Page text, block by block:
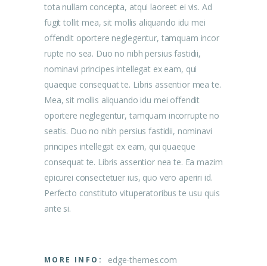
tota nullam concepta, atqui laoreet ei vis. Ad
fugit tollit mea, sit mollis aliquando idu mei
offendit oportere neglegentur, tamquam incor
rupte no sea. Duo no nibh persius fastidii,
nominavi principes intellegat ex eam, qui
quaeque consequat te. Libris assentior mea te.
Mea, sit mollis aliquando idu mei offendit
oportere neglegentur, tamquam incorrupte no
seatis. Duo no nibh persius fastidii, nominavi
principes intellegat ex eam, qui quaeque
consequat te. Libris assentior nea te. Ea mazim
epicurei consectetuer ius, quo vero aperiri id.
Perfecto constituto vituperatoribus te usu quis
ante si.
MORE INFO: edge-themes.com